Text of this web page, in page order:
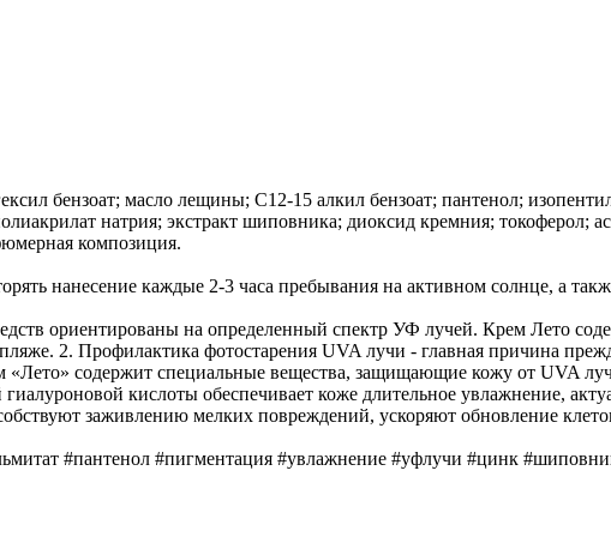
бензоат; масло лещины; С12-15 алкил бензоат; пантенол;
натрия; экстракт шиповника; диоксид кремния; токоферол;
композиция.
нанесение каждые 2-3 часа пребывания на активном солнце, а
ориентированы на определенный спектр УФ лучей. Крем Лето
2. Профилактика фотостарения UVA лучи - главная причина
содержит специальные вещества, защищающие кожу от UVA
кислоты обеспечивает коже длительное увлажнение,
заживлению мелких повреждений, ускоряют обновление
#пантенол #пигментация #увлажнение #уфлучи #цинк